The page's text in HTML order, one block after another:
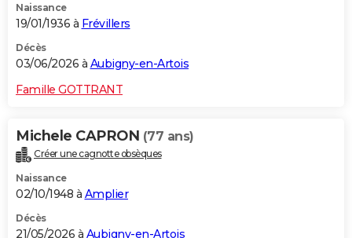
COPAINS D'AVANT
S'inscrire
Se connecter
Lycées
Collèges
Primaires
Universités
Entreprises
Service militaire
Avis de recherche
AVIS DE DÉCÈS
Naissance
19/01/1936 à Frévillers
Décès
03/06/2026 à Aubigny-en-Artois
Famille GOTTRANT
Michele CAPRON (77 ans)
Créer une cagnotte obsèques
Naissance
02/10/1948 à Amplier
Décès
21/05/2026 à Aubigny-en-Artois